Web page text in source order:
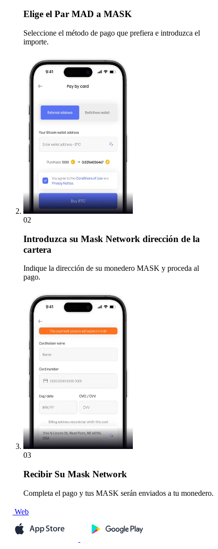
Elige el Par MAD a MASK
Seleccione el método de pago que prefiera e introduzca el
importe.
02
Introduzca su Mask Network dirección de la
cartera
Indique la dirección de su monedero MASK y proceda al
pago.
03
Recibir Su Mask Network
Completa el pago y tus MASK serán enviados a tu monedero.
Web